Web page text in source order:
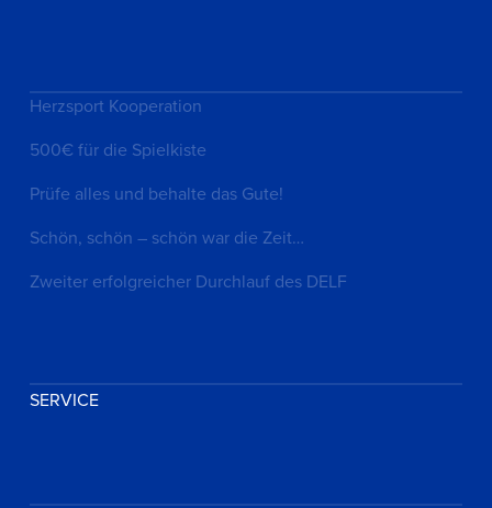
Herzsport Kooperation
500€ für die Spielkiste
Prüfe alles und behalte das Gute!
Schön, schön – schön war die Zeit…
Zweiter erfolgreicher Durchlauf des DELF
SERVICE